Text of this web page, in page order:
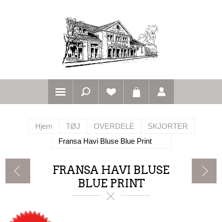
Hjem TØJ OVERDELE
SKJORTER
Fransa Havi Bluse Blue Print
FRANSA HAVI BLUSE
BLUE PRINT